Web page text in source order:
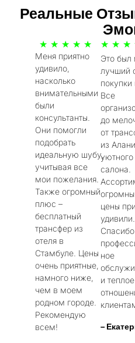
Реальные
★ ★ ★ ★ ★
Меня приятно
удивило,
насколько
внимательными
были
консультанты.
Они помогли
подобрать
идеальную шубу,
учитывая все
мои пожелания.
Также огромный
плюс –
бесплатный
трансфер из
отеля в
Стамбуле. Цены
очень приятные,
намного ниже,
чем в моем
родном городе.
Рекомендую
всем!
★ ★ ★
Это был
лучший
покупки
Все
до
от
из
уютного
салона.
цены
удивили.
ное
и теплое
–